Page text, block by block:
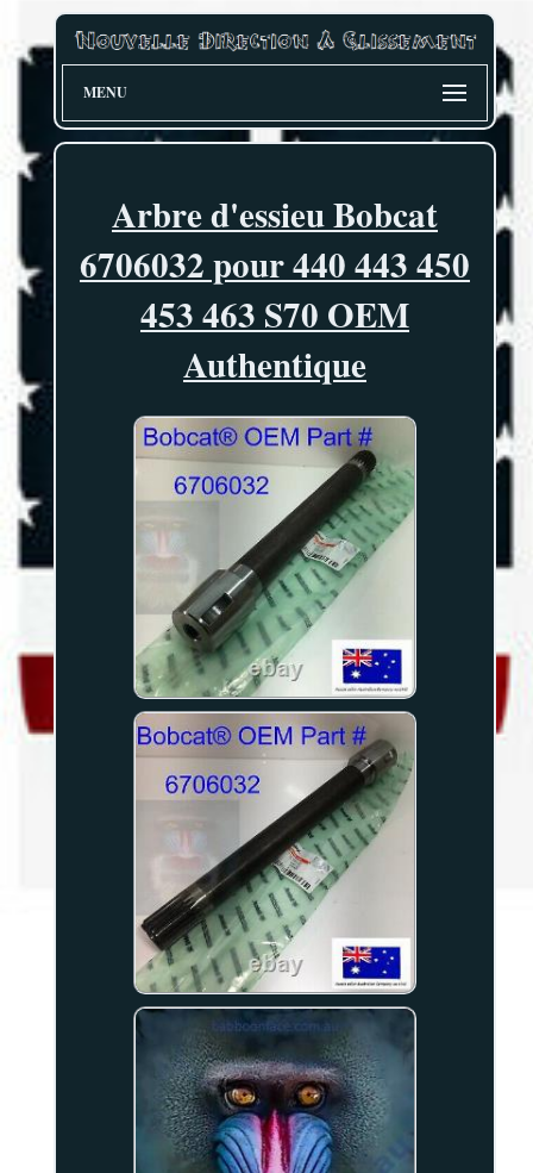
MENU
Arbre d'essieu Bobcat
6706032 pour 440 443 450
453 463 S70 OEM
Authentique